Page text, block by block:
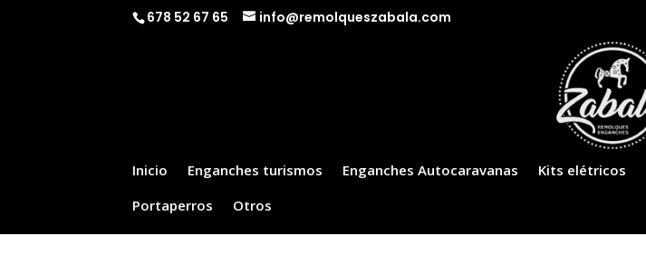
678 52 67 65 info@remolqueszabala.com
Inicio Enganches turismos Enganches Autocaravanas Kits elétricos
Portaperros
Otros